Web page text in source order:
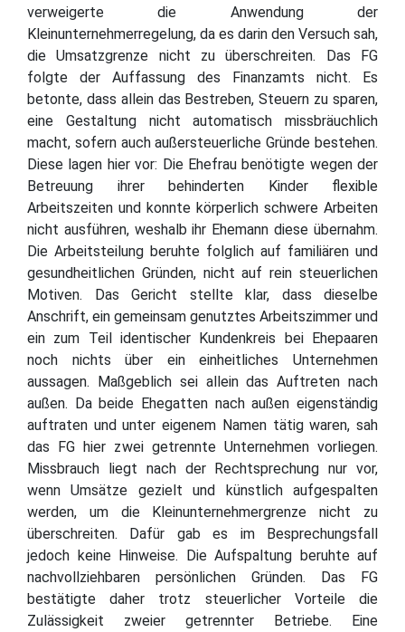
verweigerte die Anwendung der
Kleinunternehmerregelung, da es darin den Versuch sah,
die Umsatzgrenze nicht zu überschreiten. Das FG
folgte der Auffassung des Finanzamts nicht. Es
betonte, dass allein das Bestreben, Steuern zu sparen,
eine Gestaltung nicht automatisch missbräuchlich
macht, sofern auch außersteuerliche Gründe bestehen.
Diese lagen hier vor: Die Ehefrau benötigte wegen der
Betreuung ihrer behinderten Kinder flexible
Arbeitszeiten und konnte körperlich schwere Arbeiten
nicht ausführen, weshalb ihr Ehemann diese übernahm.
Die Arbeitsteilung beruhte folglich auf familiären und
gesundheitlichen Gründen, nicht auf rein steuerlichen
Motiven. Das Gericht stellte klar, dass dieselbe
Anschrift, ein gemeinsam genutztes Arbeitszimmer und
ein zum Teil identischer Kundenkreis bei Ehepaaren
noch nichts über ein einheitliches Unternehmen
aussagen. Maßgeblich sei allein das Auftreten nach
außen. Da beide Ehegatten nach außen eigenständig
auftraten und unter eigenem Namen tätig waren, sah
das FG hier zwei getrennte Unternehmen vorliegen.
Missbrauch liegt nach der Rechtsprechung nur vor,
wenn Umsätze gezielt und künstlich aufgespalten
werden, um die Kleinunternehmergrenze nicht zu
überschreiten. Dafür gab es im Besprechungsfall
jedoch keine Hinweise. Die Aufspaltung beruhte auf
nachvollziehbaren persönlichen Gründen. Das FG
bestätigte daher trotz steuerlicher Vorteile die
Zulässigkeit zweier getrennter Betriebe. Eine